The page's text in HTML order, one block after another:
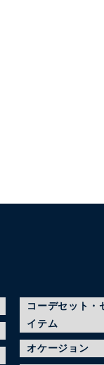
コーデセット・
イテム
オケージョン